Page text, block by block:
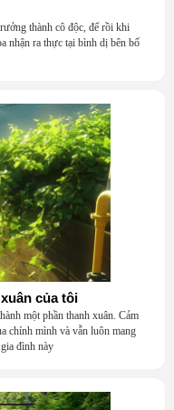
thành cô độc, để rồi khi
nhận ra thực tại bình dị bên bố
của tôi
một phần thanh xuân. Cảm
chính mình và vẫn luôn mang
đình này